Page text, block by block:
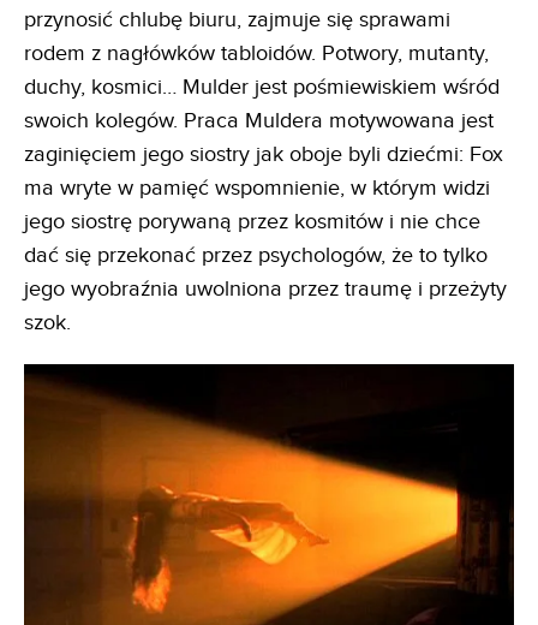
przynosić chlubę biuru, zajmuje się sprawami
rodem z nagłówków tabloidów. Potwory, mutanty,
duchy, kosmici… Mulder jest pośmiewiskiem wśród
swoich kolegów. Praca Muldera motywowana jest
zaginięciem jego siostry jak oboje byli dziećmi: Fox
ma wryte w pamięć wspomnienie, w którym widzi
jego siostrę porywaną przez kosmitów i nie chce
dać się przekonać przez psychologów, że to tylko
jego wyobraźnia uwolniona przez traumę i przeżyty
szok.